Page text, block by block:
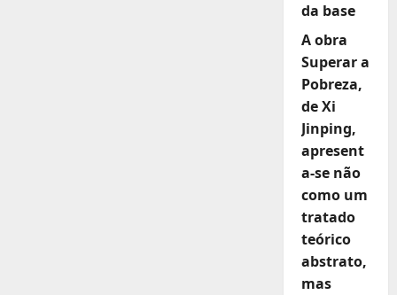
da base
A obra
Superar a
Pobreza,
de Xi
Jinping,
apresent
a-se não
como um
tratado
teórico
abstrato,
mas